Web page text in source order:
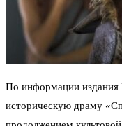
По информации издания
историческую драму